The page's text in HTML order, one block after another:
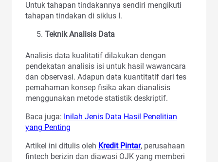
Untuk tahapan tindakannya sendiri mengikuti
tahapan tindakan di siklus I.
Teknik Analisis Data
Analisis data kualitatif dilakukan dengan
pendekatan analisis isi untuk hasil wawancara
dan observasi. Adapun data kuantitatif dari tes
pemahaman konsep fisika akan dianalisis
menggunakan metode statistik deskriptif.
Baca juga: Inilah Jenis Data Hasil Penelitian
yang Penting
Artikel ini ditulis oleh Kredit Pintar, perusahaan
fintech berizin dan diawasi OJK yang memberi